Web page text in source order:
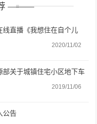
———
线直播《我想住在自个儿
2020/11/02
部关于城镇住宅小区地下车
意见稿）》研讨会在盛廷
2019/11/06
公告